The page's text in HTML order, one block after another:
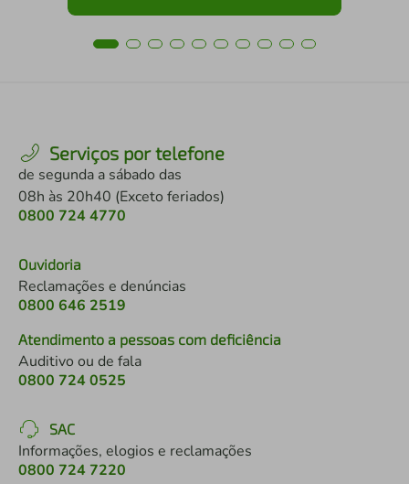
Serviços por telefone
de segunda a sábado das
08h às 20h40 (Exceto feriados)
0800 724 4770
Ouvidoria
Reclamações e denúncias
0800 646 2519
Atendimento a pessoas com deficiência
Auditivo ou de fala
0800 724 0525
SAC
Informações, elogios e reclamações
0800 724 7220